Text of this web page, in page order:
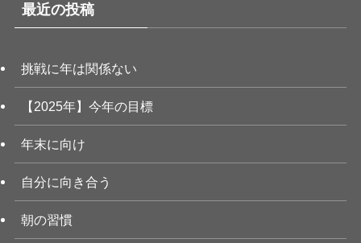
最近の投稿
挑戦に年は関係ない
【2025年】今年の目標
年末に向け
自分に向き合う
朝の習慣